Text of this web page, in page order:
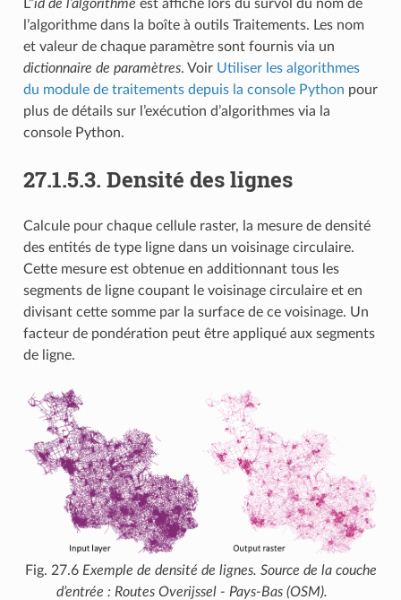
L”id de l’algorithme est affiché lors du survol du nom de
l’algorithme dans la boîte à outils Traitements. Les nom
et valeur de chaque paramètre sont fournis via un
dictionnaire de paramètres. Voir Utiliser les algorithmes
du module de traitements depuis la console Python pour
plus de détails sur l’exécution d’algorithmes via la
console Python.
27.1.5.3. Densité des lignes
Calcule pour chaque cellule raster, la mesure de densité
des entités de type ligne dans un voisinage circulaire.
Cette mesure est obtenue en additionnant tous les
segments de ligne coupant le voisinage circulaire et en
divisant cette somme par la surface de ce voisinage. Un
facteur de pondération peut être appliqué aux segments
de ligne.
Fig. 27.6 Exemple de densité de lignes. Source de la couche
d’entrée : Routes Overijssel - Pays-Bas (OSM).